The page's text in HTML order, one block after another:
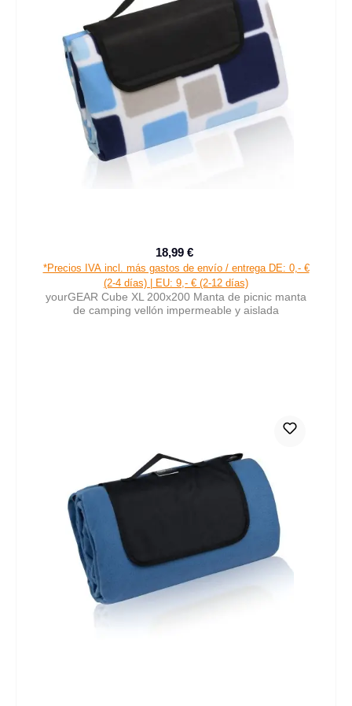
Precio de venta:
18,99 €
*Precios IVA incl. más gastos de envío / entrega DE: 0,- €
(2-4 días) | EU: 9,- € (2-12 días)
yourGEAR Cube XL 200x200 Manta de picnic manta
de camping vellón impermeable y aislada